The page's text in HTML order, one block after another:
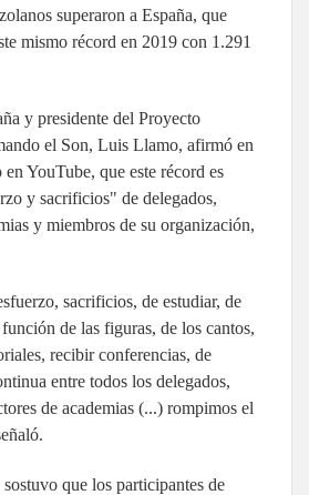
superaron a España, que
mismo récord en 2019 con 1.291
y presidente del Proyecto
el Son, Luis Llamo, afirmó en
YouTube, que este récord es
y sacrificios" de delegados,
y miembros de su organización,
sacrificios, de estudiar, de
de las figuras, de los cantos,
recibir conferencias, de
entre todos los delegados,
de academias (...) rompimos el
que los participantes de